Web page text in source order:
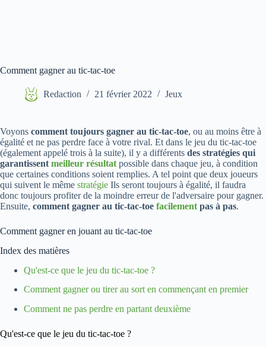
Comment gagner au tic-tac-toe
Redaction 21 février 2022 Jeux
Voyons comment toujours gagner au tic-tac-toe, ou au moins être à
égalité et ne pas perdre face à votre rival. Et dans le jeu du tic-tac-toe
(également appelé trois à la suite), il y a différents des stratégies qui
garantissent meilleur résultat possible dans chaque jeu, à condition
que certaines conditions soient remplies. A tel point que deux joueurs
qui suivent le même stratégie Ils seront toujours à égalité, il faudra
donc toujours profiter de la moindre erreur de l'adversaire pour gagner.
Ensuite, comment gagner au tic-tac-toe facilement pas à pas.
Comment gagner en jouant au tic-tac-toe
Index des matières
Qu'est-ce que le jeu du tic-tac-toe ?
Comment gagner ou tirer au sort en commençant en premier
Comment ne pas perdre en partant deuxième
Qu'est-ce que le jeu du tic-tac-toe ?